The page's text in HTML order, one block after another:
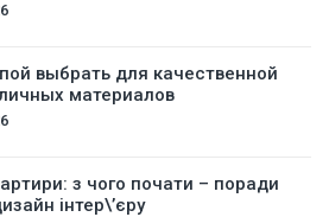
выбрать для качественной
материалов
з чого почати – поради
інтер\’єру